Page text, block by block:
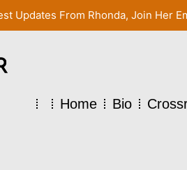
Home Bio
Updates From Rhonda, Join Her